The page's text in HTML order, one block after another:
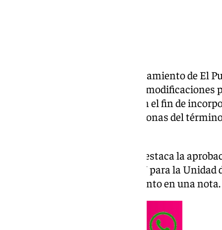
El equipo de Gobierno del Ayuntamiento de El
aprobado en pleno una serie de
Ordenación Urbana (PGOU) con el fin de
Urbanístico General distintas zonas del
Entre las medidas aprobadas, destaca la
modificación puntual del PGOU para la
como ha indicado el Ayuntamiento en una nota.